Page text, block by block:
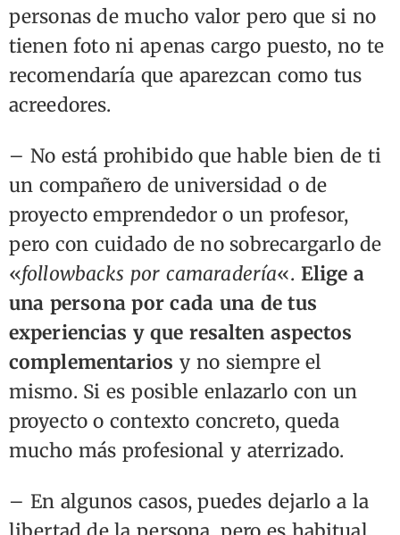
personas de mucho valor pero que si no
tienen foto ni apenas cargo puesto, no te
recomendaría que aparezcan como tus
acreedores.
– No está prohibido que hable bien de ti
un compañero de universidad o de
proyecto emprendedor o un profesor,
pero con cuidado de no sobrecargarlo de
«followbacks por camaradería«. Elige a
una persona por cada una de tus
experiencias y que resalten aspectos
complementarios y no siempre el
mismo. Si es posible enlazarlo con un
proyecto o contexto concreto, queda
mucho más profesional y aterrizado.
– En algunos casos, puedes dejarlo a la